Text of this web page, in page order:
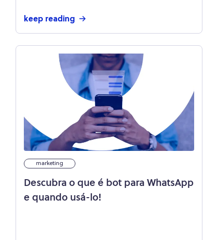
keep reading
marketing
Descubra o que é bot para WhatsApp
e quando usá-lo!